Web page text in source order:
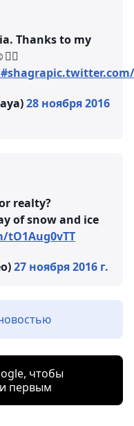
Thanks to my
#shagra
28 ноября 2016
realty?
of snow and ice
tO1Aug0vTT
27 ноября 2016 г.
чтобы
первым